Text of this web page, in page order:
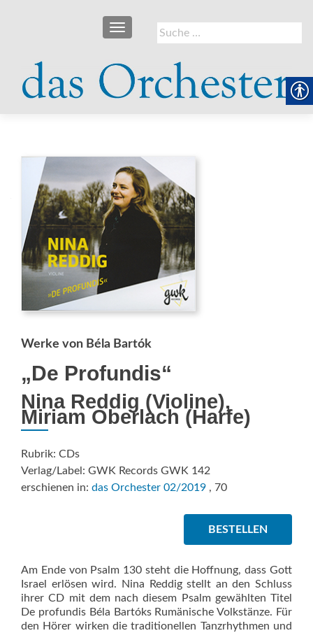
Suche
nach:
SCHALTE NAVIGATION
Werke von Béla Bartók
„De Profundis“
Nina Reddig (Violine),
Miriam Oberlach (Harfe)
Rubrik: CDs
Verlag/Label: GWK Records GWK 142
erschienen in: das Orchester 02/2019 , 70
BESTELLEN
Am Ende von Psalm 130 steht die Hoffnung, dass Gott
Israel erlösen wird. Nina Reddig stellt an den Schluss
ihrer CD mit dem nach diesem Psalm gewählten Titel
De profundis Béla Bartóks Rumänische Volkstänze. Für
den Hörer wirken die traditionellen Tanzrhythmen und